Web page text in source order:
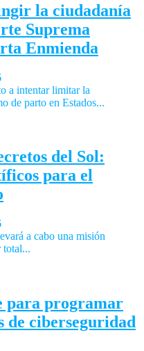
la ciudadanía
Suprema
Enmienda
a intentar limitar la
de parto en Estados...
del Sol:
para el
a cabo una misión
total...
para programar
de ciberseguridad